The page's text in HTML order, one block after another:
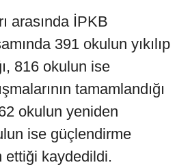
arasında İPKB
391 okulun yıkılıp
816 okulun ise
tamamlandığı
okulun yeniden
ise güçlendirme
ettiği kaydedildi.